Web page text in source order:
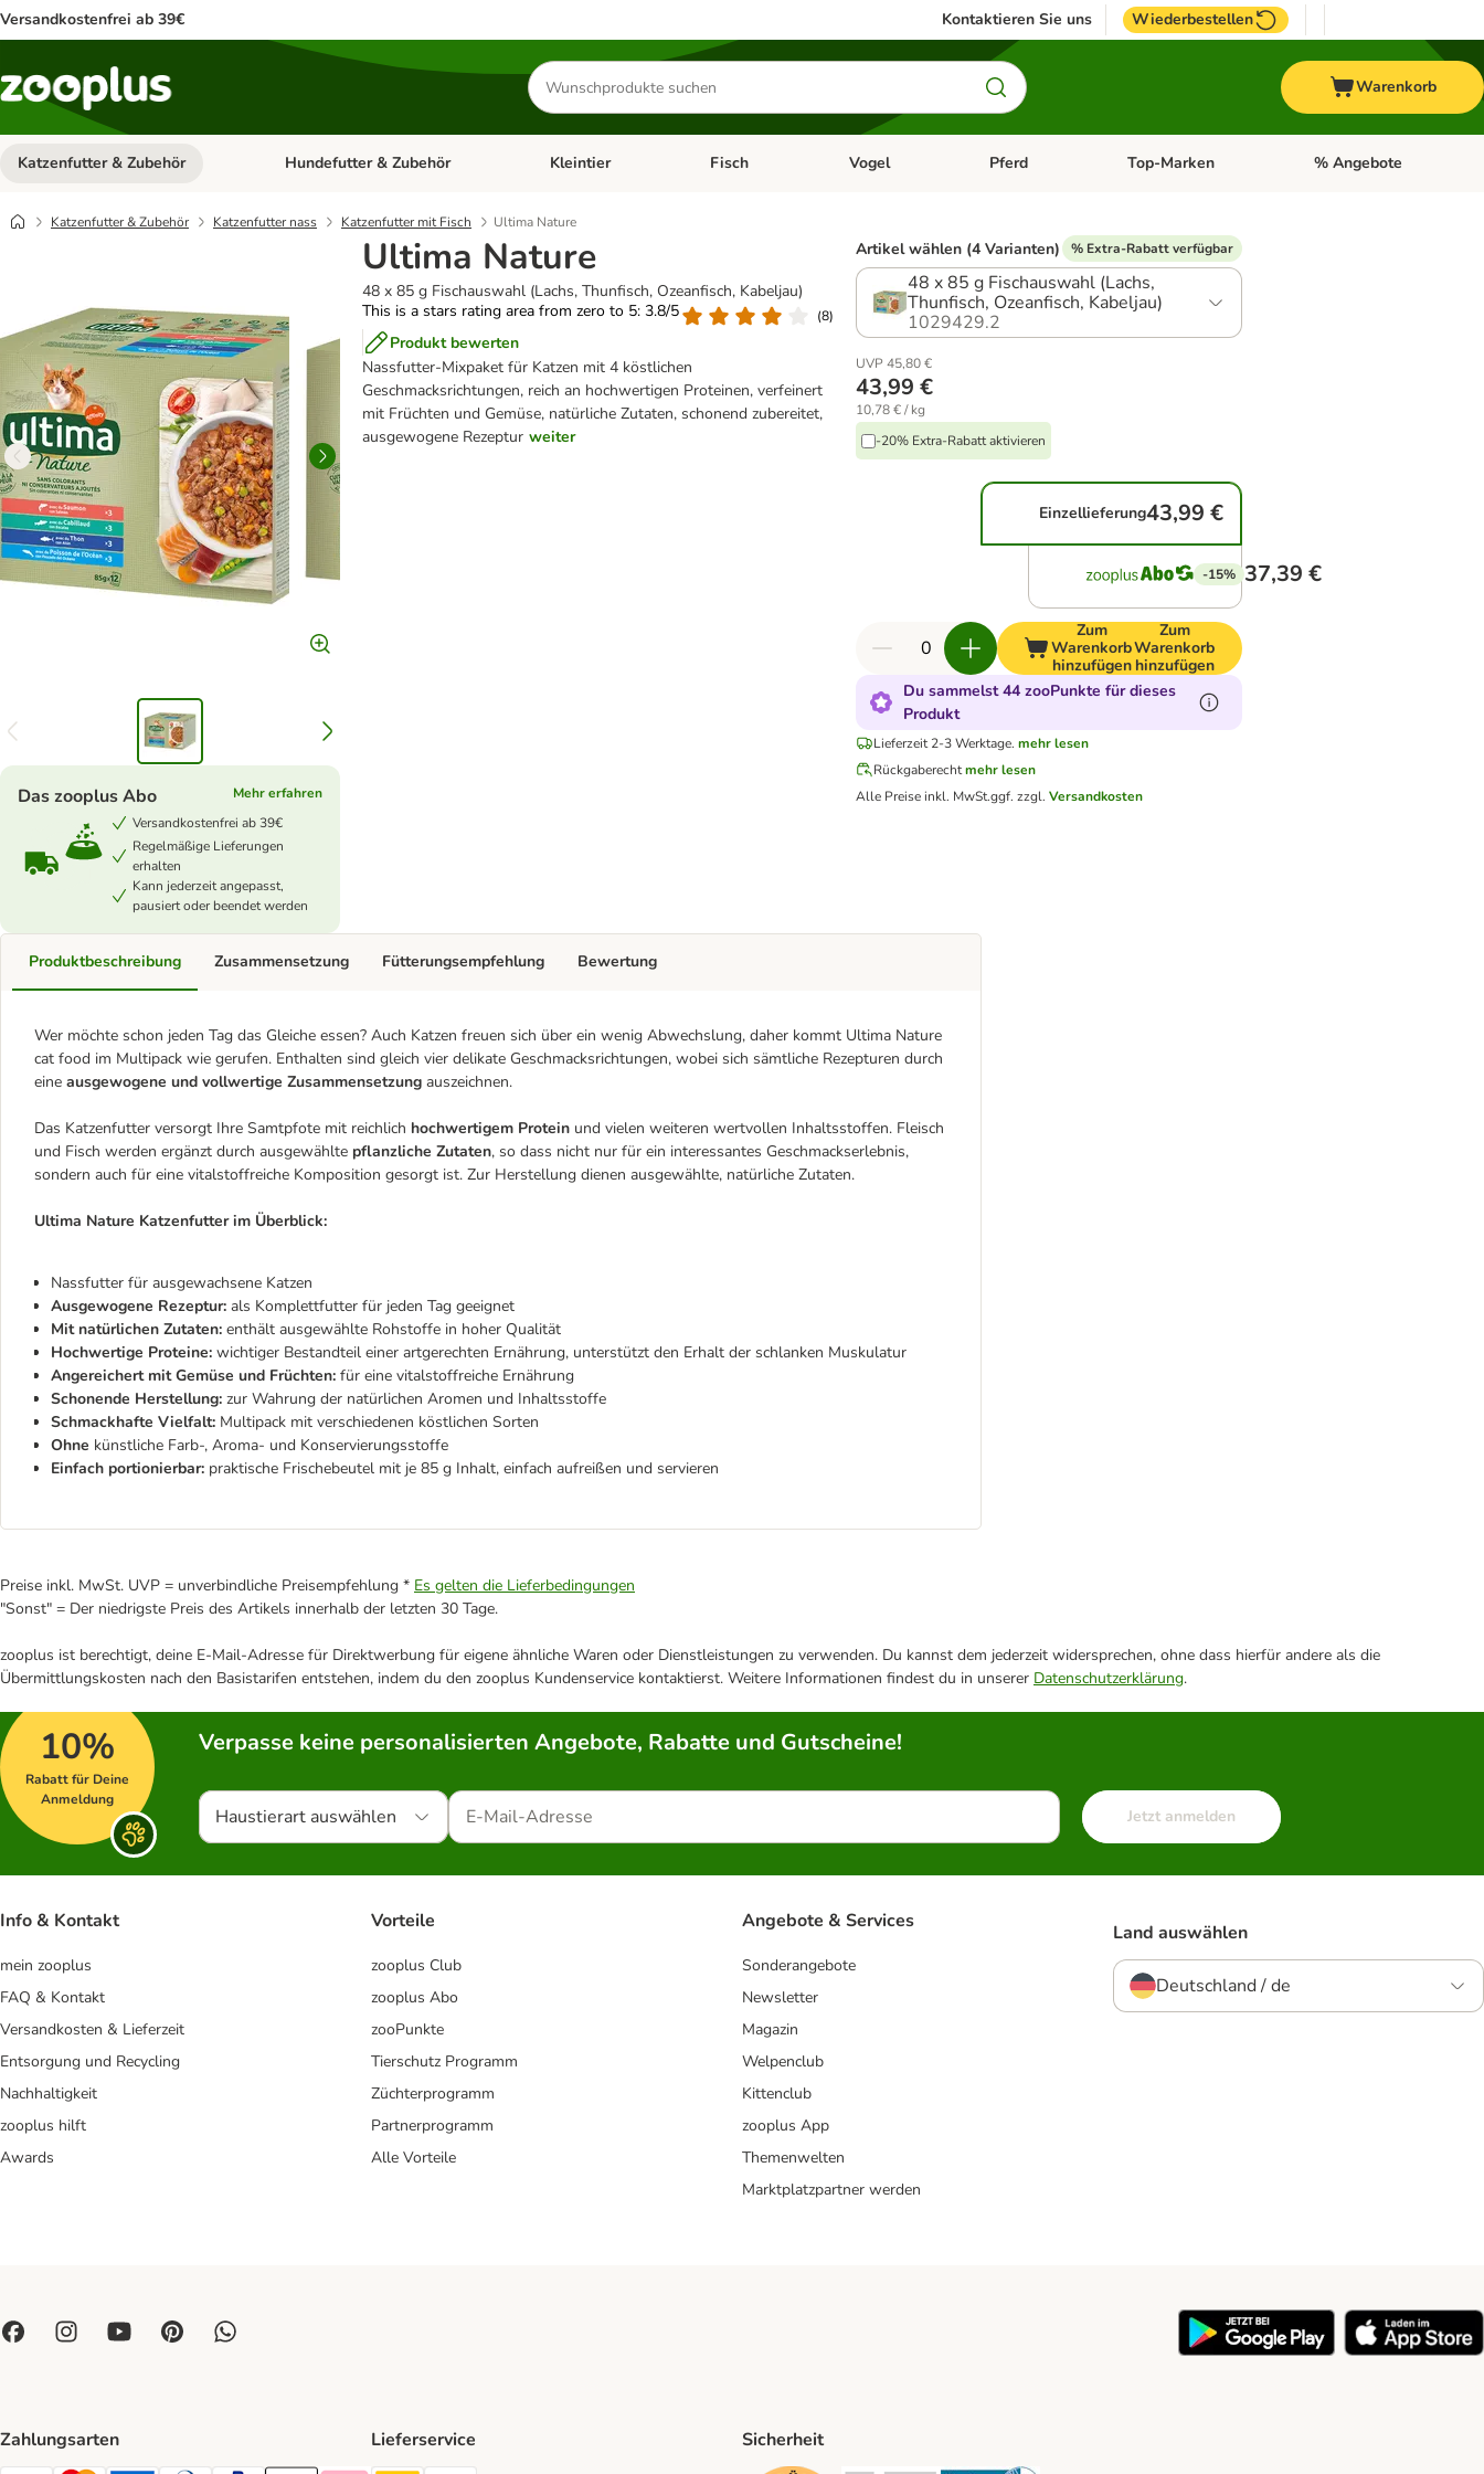
Versandkostenfrei ab 39€ Kontaktieren Sie uns Wiederbestellen
Produkte
suchen
Warenkorb
Katzenfutter & Zubehör Kategorie-Menü öffnen: Katzenfutter & Zubehör
Hundefutter & Zubehör Kategorie-Menü öffnen: Hundefutter & Zubehör
Kleintier Kategorie-Menü öffnen: Kleintier
Fisch Kategorie-Menü öffnen: Fisch
Vogel Kategorie-Menü öffnen: Vogel
Pferd Kategorie-Menü öffnen: Pferd
Top-Marken Kategorie-Menü öffnen:
% Angebote
Katzenfutter & Zubehör Katzenfutter nass Katzenfutter mit Fisch Ultima Nature
Ultima Nature
48 x 85 g Fischauswahl (Lachs, Thunfisch, Ozeanfisch, Kabeljau)
This is a stars rating area from zero to 5: 3.8/5
(8)
Produkt bewerten
Nassfutter-Mixpaket für Katzen mit 4 köstlichen
Geschmacksrichtungen, reich an hochwertigen Proteinen, verfeinert
mit Früchten und Gemüse, natürliche Zutaten, schonend zubereitet,
ausgewogene Rezeptur weiter
Das zooplus Abo
Mehr erfahren
Versandkostenfrei ab 39€
Regelmäßige Lieferungen
erhalten
Kann jederzeit angepasst,
pausiert oder beendet werden
Artikel wählen (4 Varianten) % Extra-Rabatt verfügbar
48 x 85 g Fischauswahl (Lachs,
Thunfisch, Ozeanfisch, Kabeljau)
1029429.2
UVP 45,80 €
43,99 €
10,78 € / kg
-20% Extra-Rabatt aktivieren
Einzellieferung43,99 €
-15% 37,39 €
Zum
Warenkorb
hinzufügen
Zum
Warenkorb
hinzufügen
Du sammelst 44 zooPunkte für dieses
Produkt
Lieferzeit 2-3 Werktage. mehr lesen
Rückgaberechtmehr lesen
Alle Preise inkl. MwSt.ggf. zzgl.Versandkosten
Produktbeschreibung
Wer möchte schon jeden Tag das Gleiche essen? Auch Katzen freuen sich über ein wenig Abwechslung, daher kommt Ultima Nature
cat food im Multipack wie gerufen. Enthalten sind gleich vier delikate Geschmacksrichtungen, wobei sich sämtliche Rezepturen durch
eine ausgewogene und vollwertige Zusammensetzung auszeichnen.
Das Katzenfutter versorgt Ihre Samtpfote mit reichlich hochwertigem Protein und vielen weiteren wertvollen Inhaltsstoffen. Fleisch
und Fisch werden ergänzt durch ausgewählte pflanzliche Zutaten, so dass nicht nur für ein interessantes Geschmackserlebnis,
sondern auch für eine vitalstoffreiche Komposition gesorgt ist. Zur Herstellung dienen ausgewählte, natürliche Zutaten.
Ultima Nature Katzenfutter im Überblick:
Nassfutter für ausgewachsene Katzen
Ausgewogene Rezeptur: als Komplettfutter für jeden Tag geeignet
Mit natürlichen Zutaten: enthält ausgewählte Rohstoffe in hoher Qualität
Hochwertige Proteine: wichtiger Bestandteil einer artgerechten Ernährung, unterstützt den Erhalt der schlanken Muskulatur
Angereichert mit Gemüse und Früchten: für eine vitalstoffreiche Ernährung
Schonende Herstellung: zur Wahrung der natürlichen Aromen und Inhaltsstoffe
Schmackhafte Vielfalt: Multipack mit verschiedenen köstlichen Sorten
Ohne künstliche Farb-, Aroma- und Konservierungsstoffe
Einfach portionierbar: praktische Frischebeutel mit je 85 g Inhalt, einfach aufreißen und servieren
Zusammensetzung Fütterungsempfehlung Bewertung
Preise inkl. MwSt. UVP = unverbindliche Preisempfehlung * Es gelten die Lieferbedingungen
"Sonst" = Der niedrigste Preis des Artikels innerhalb der letzten 30 Tage.
zooplus ist berechtigt, deine E-Mail-Adresse für Direktwerbung für eigene ähnliche Waren oder Dienstleistungen zu verwenden. Du kannst dem jederzeit widersprechen, ohne dass hierfür andere als die
Übermittlungskosten nach den Basistarifen entstehen, indem du den zooplus Kundenservice kontaktierst. Weitere Informationen findest du in unserer Datenschutzerklärung.
10%
Rabatt für Deine
Anmeldung
Verpasse keine personalisierten Angebote, Rabatte und Gutscheine!
Haustierart auswählen Jetzt anmelden
Info & Kontakt
mein zooplus
FAQ & Kontakt
Versandkosten & Lieferzeit
Entsorgung und Recycling
Nachhaltigkeit
zooplus hilft
Awards
Vorteile
zooplus Club
zooplus Abo
zooPunkte
Tierschutz Programm
Züchterprogramm
Partnerprogramm
Alle Vorteile
Angebote & Services
Sonderangebote
Newsletter
Magazin
Welpenclub
Kittenclub
zooplus App
Themenwelten
Marktplatzpartner werden
Land auswählen
Deutschland / de
Zahlungsarten Lieferservice Sicherheit